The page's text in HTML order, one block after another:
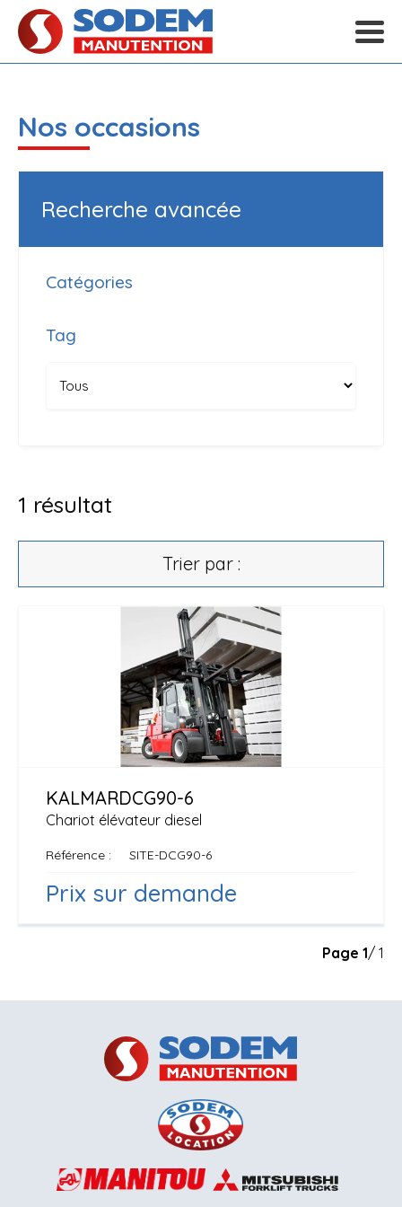
Nos occasions
Recherche avancée
Catégories
Tag
1 résultat
Trier par :
Chariot élévateur diesel
KALMARDCG90-6
Référence SITE-DCG90-6
Prix sur demande
Page 1/ 1